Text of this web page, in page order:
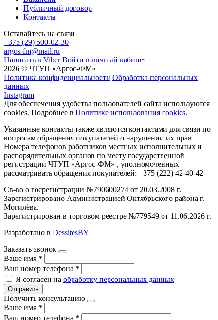
Публичный договор
Контакты
Оставайтесь на связи
+375 (29) 500-02-30
argos-fm@mail.ru
Написать в Viber Войти в личный кабинет
2026 © ЧТУП «Аргос-ФМ»
Политика конфиденциальности Обработка персональных
данных
Instagram
Для обеспечения удобства пользователей сайта используются
cookies. Подробнее в Политике использования cookies.
Указанные контакты также являются контактами для связи по
вопросам обращения покупателей о нарушении их прав.
Номера телефонов работников местных исполнительных и
распорядительных органов по месту государственной
регистрации ЧТУП «Аргос-ФМ» , уполномоченных
рассматривать обращения покупателей: +375 (222) 42-40-42
Св-во о госрегистрации №790600274 от 20.03.2008 г.
Зарегистрировано Администрацией Октябрьского района г.
Могилёва.
Зарегистрирован в торговом реестре №779549 от 11.06.2026 г.
Разработано в DessitesBY
Заказать звонок
Ваше имя *
Ваш номер телефона *
Я согласен на обработку персональных данных
Отправить
Получить консультацию
Ваше имя *
Ваш номер телефона *